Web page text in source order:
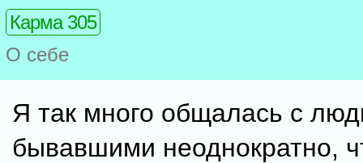
Карма 305
О себе
Я так много общалась с
бывавшими неоднократно,